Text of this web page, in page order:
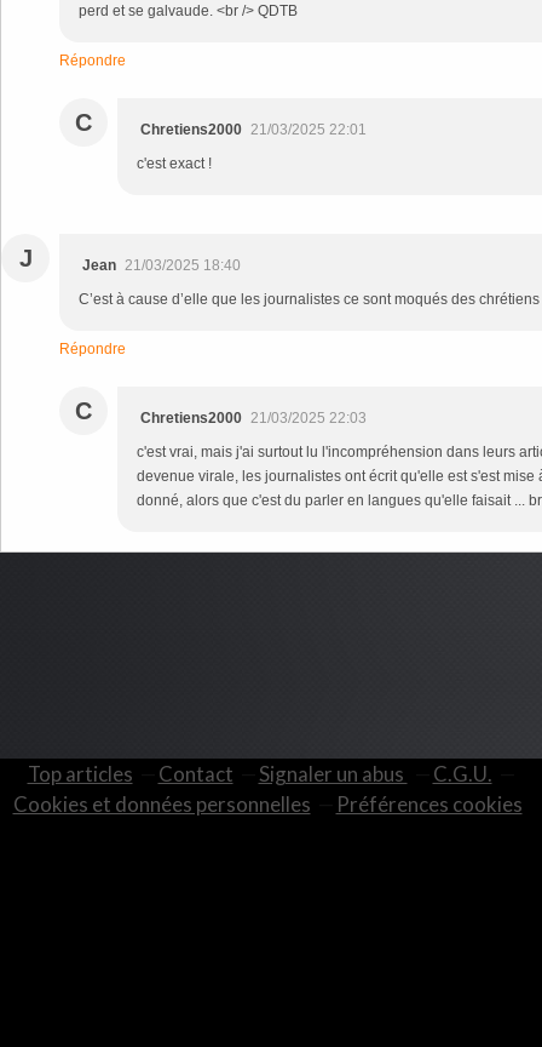
perd et se galvaude. <br /> QDTB
Répondre
C Chretiens2000 21/03/2025 22:01
c'est exact !
J Jean 21/03/2025 18:40
C’est à cause d’elle que les journalistes ce sont moqués des chrétiens
Répondre
C Chretiens2000 21/03/2025 22:03
c'est vrai, mais j'ai surtout lu l'incompréhension dans leurs
devenue virale, les journalistes ont écrit qu'elle est s'est mise
donné, alors que c'est du parler en langues qu'elle faisait ...
Top articles Contact Signaler un abus
C.G.U.
Cookies et données personnelles
Préférences cookies